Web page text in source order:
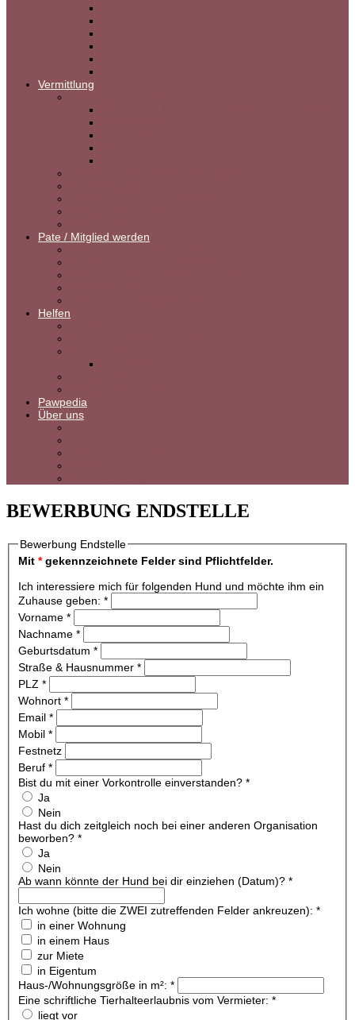
Vermittlung
Pate / Mitglied werden
Helfen
Pawpedia
Über uns
BEWERBUNG ENDSTELLE
Bewerbung Endstelle
Mit *gekennzeichnete Felder sind Pflichtfelder.
Ich interessiere mich für folgenden Hund und möchte ihm ein
Zuhause geben: *
Vorname *
Nachname *
Geburtsdatum *
Straße & Hausnummer *
PLZ *
Wohnort *
Email *
Mobil *
Festnetz
Beruf *
Bist du mit einer Vorkontrolle einverstanden? *
Ja
Nein
Hast du dich zeitgleich noch bei einer anderen Organisation
beworben? *
Ja
Nein
Ab wann könnte der Hund bei dir einziehen (Datum)? *
Ich wohne (bitte die ZWEI zutreffenden Felder ankreuzen): *
in einer Wohnung
in einem Haus
zur Miete
in Eigentum
Haus-/Wohnungsgröße in m²: *
Eine schriftliche Tierhalteerlaubnis vom Vermieter: *
liegt vor